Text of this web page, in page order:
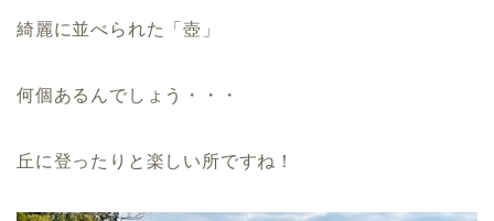
綺麗に並べられた「壺」
何個あるんでしょう・・・
丘に登ったりと楽しい所ですね！